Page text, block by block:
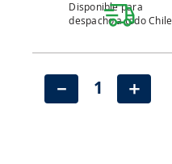
Disponible para
despacho a todo Chile
＋
－